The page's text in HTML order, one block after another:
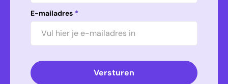
E-mailadres *
Versturen